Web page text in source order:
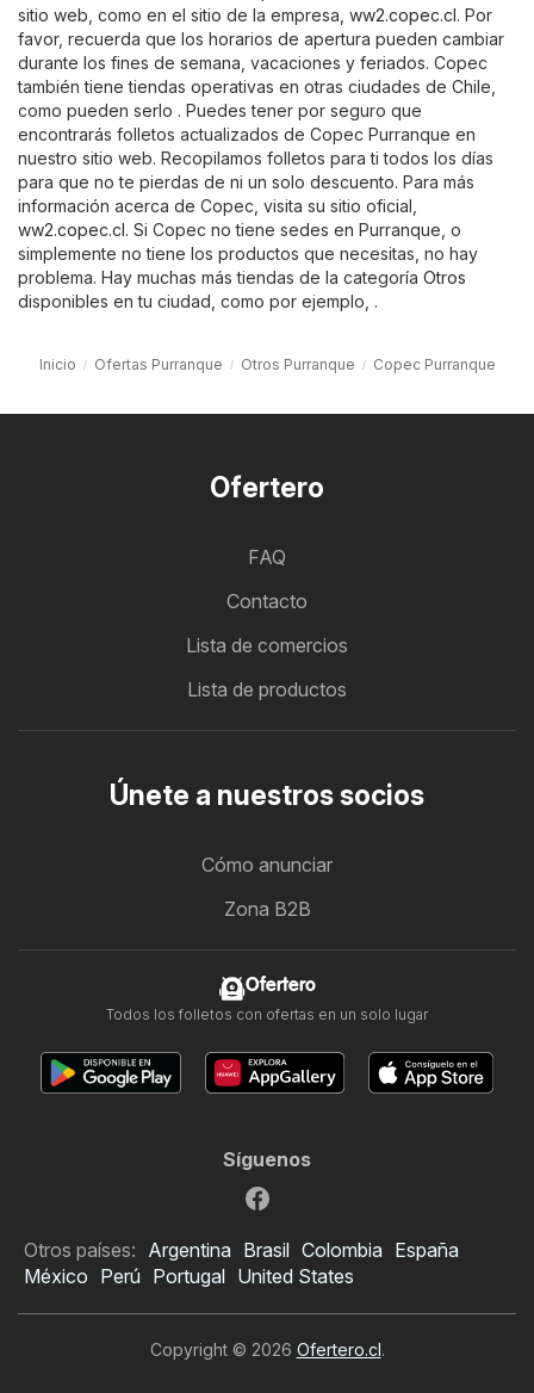
sitio web, como en el sitio de la empresa, ww2.copec.cl. Por
favor, recuerda que los horarios de apertura pueden cambiar
durante los fines de semana, vacaciones y feriados. Copec
también tiene tiendas operativas en otras ciudades de Chile,
como pueden serlo . Puedes tener por seguro que
encontrarás folletos actualizados de Copec Purranque en
nuestro sitio web. Recopilamos folletos para ti todos los días
para que no te pierdas de ni un solo descuento. Para más
información acerca de Copec, visita su sitio oficial,
ww2.copec.cl. Si Copec no tiene sedes en Purranque, o
simplemente no tiene los productos que necesitas, no hay
problema. Hay muchas más tiendas de la categoría Otros
disponibles en tu ciudad, como por ejemplo, .
Inicio Ofertas Purranque Otros Purranque Copec Purranque
Ofertero
FAQ
Contacto
Lista de comercios
Lista de productos
Únete a nuestros socios
Cómo anunciar
Zona B2B
Ofertero
Todos los folletos con ofertas en un solo lugar
Síguenos
Otros países: Argentina Brasil Colombia España
México Perú Portugal United States
Copyright © 2026 Ofertero.cl.